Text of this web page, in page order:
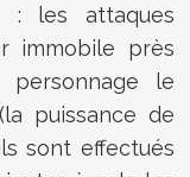
: les attaques
immobile près
le
puissance de
sont effectués